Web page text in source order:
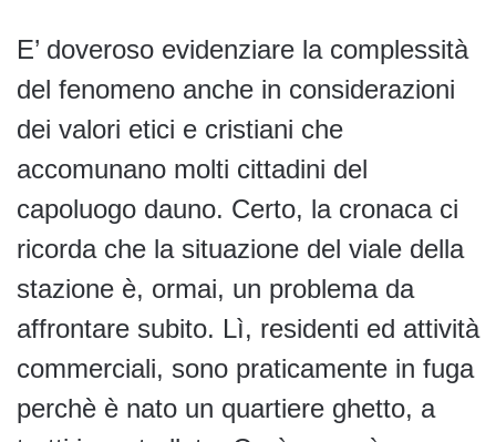
E’ doveroso evidenziare la complessità
del fenomeno anche in considerazioni
dei valori etici e cristiani che
accomunano molti cittadini del
capoluogo dauno. Certo, la cronaca ci
ricorda che la situazione del viale della
stazione è, ormai, un problema da
affrontare subito. Lì, residenti ed attività
commerciali, sono praticamente in fuga
perchè è nato un quartiere ghetto, a